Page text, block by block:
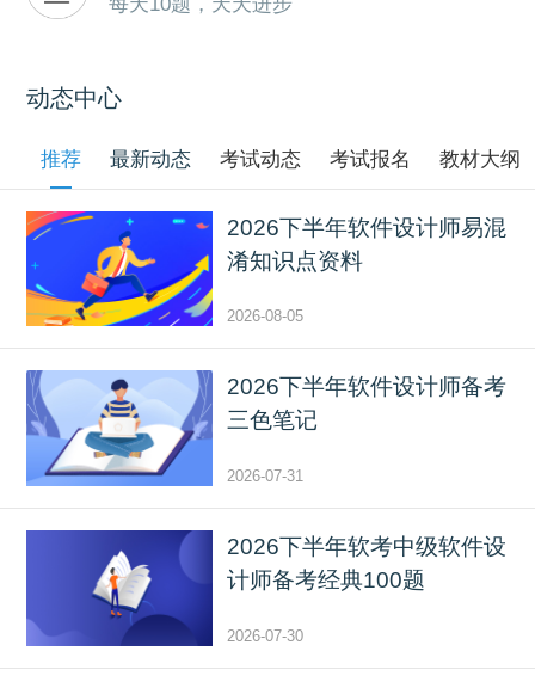
动态中心
推荐 最新动态 考试动态 考试报名 教材大纲
2026下半年软件设计师易混
淆知识点资料
2026-08-05
2026下半年软件设计师备考
三色笔记
2026-07-31
2026下半年软考中级软件设
计师备考经典100题
2026-07-30